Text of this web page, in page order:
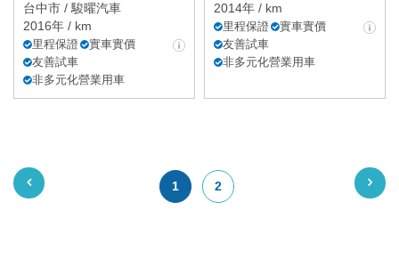
台中市 /駿曜汽車
2016年 / km
里程保證
實車實價
友善試車
非多元化營業用車
2014年 / km
里程保證
實車實價
友善試車
非多元化營業用車
1 2